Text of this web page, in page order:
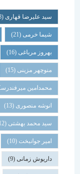
سید علیرضا قهاری(168)
شیما خرمی(21) سید
بهروز مرباغی (16)
منوچهر مزینی(15)
محمدامین میرفندرسکی(13)
انوشه منصوری(13)
سید محمد بهشتی(12)
امیر جوانبخت(10)
داریوش زمانی(9)